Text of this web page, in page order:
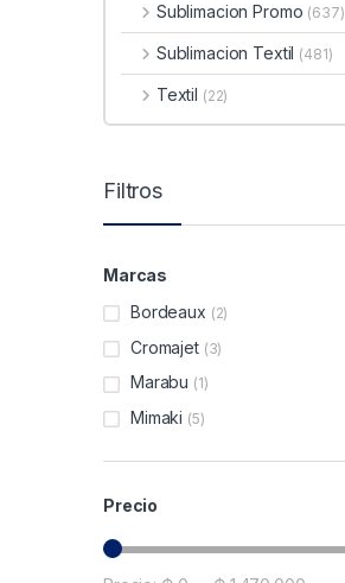
Sublimacion Promo (637)
Sublimacion Textil (481)
Textil (22)
Filtros
Marcas
Bordeaux (2)
Cromajet (3)
Marabu (1)
Mimaki (5)
Precio